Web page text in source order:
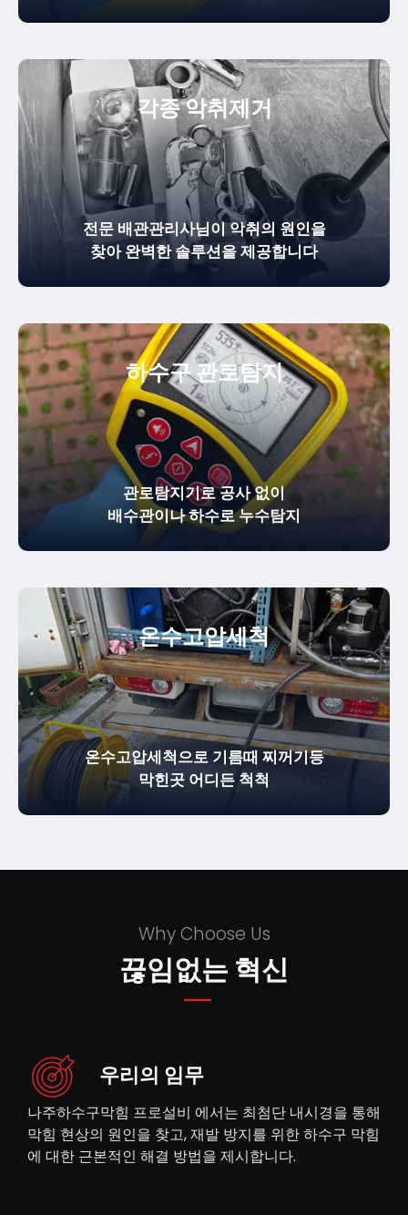
각종 악취제거
전문 배관관리사님이 악취의 원인을
찾아 완벽한 솔루션을 제공합니다
하수구 관로탐지
관로탐지기로 공사 없이
배수관이나 하수로 누수탐지
온수고압세척
온수고압세척으로 기름때 찌꺼기등
막힌곳 어디든 척척
Why Choose Us
끊임없는 혁신
우리의 임무
나주하수구막힘 프로설비 에서는 최첨단 내시경을 통해
막힘 현상의 원인을 찾고, 재발 방지를 위한 하수구 막힘
에 대한 근본적인 해결 방법을 제시합니다.